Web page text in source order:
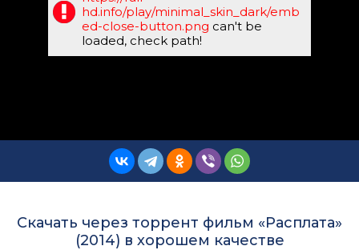
hd.info/play/minimal_skin_dark/emb
ed-close-button.png can't be
loaded, check path!
Скачать через торрент фильм «Расплата»
(2014) в хорошем качестве